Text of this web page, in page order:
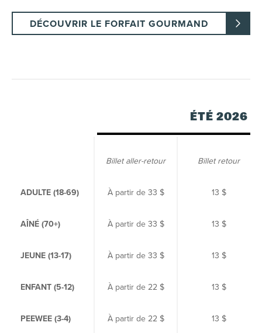
DÉCOUVRIR LE FORFAIT GOURMAND
ÉTÉ 2026
Billet aller-retour Billet retour
ADULTE (18-69) À partir de33 $ 13 $
AÎNÉ (70+) À partir de33 $ 13 $
JEUNE (13-17) À partir de33 $ 13 $
ENFANT (5-12) À partir de22 $ 13 $
PEEWEE (3-4) À partir de22 $ 13 $